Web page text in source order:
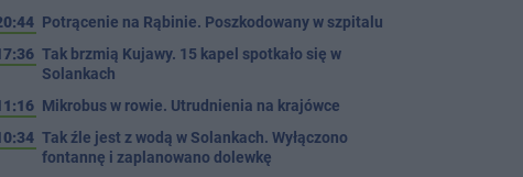
Potrącenie na Rąbinie. Poszkodowany w szpitalu
Tak brzmią Kujawy. 15 kapel spotkało się w
Solankach
Mikrobus w rowie. Utrudnienia na krajówce
Tak źle jest z wodą w Solankach. Wyłączono
fontannę i zaplanowano dolewkę